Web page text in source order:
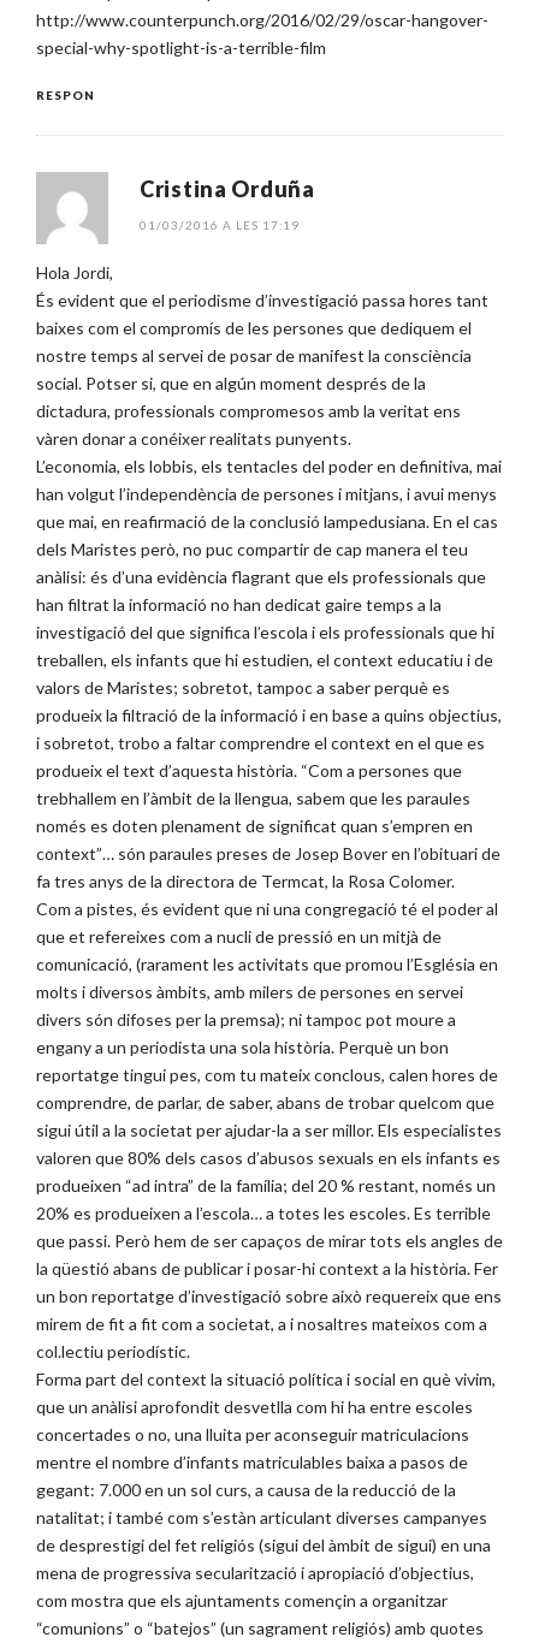
http://www.counterpunch.org/2016/02/29/oscar-hangover-
special-why-spotlight-is-a-terrible-film
RESPON
Cristina Orduña
01/03/2016 A LES 17:19
Hola Jordi,
És evident que el periodisme d’investigació passa hores tant
baixes com el compromís de les persones que dediquem el
nostre temps al servei de posar de manifest la consciència
social. Potser si, que en algún moment després de la
dictadura, professionals compromesos amb la veritat ens
vàren donar a conéixer realitats punyents.
L’economia, els lobbis, els tentacles del poder en definitiva, mai
han volgut l’independència de persones i mitjans, i avui menys
que mai, en reafirmació de la conclusió lampedusiana. En el cas
dels Maristes però, no puc compartir de cap manera el teu
anàlisi: és d’una evidència flagrant que els professionals que
han filtrat la informació no han dedicat gaire temps a la
investigació del que significa l’escola i els professionals que hi
treballen, els infants que hi estudien, el context educatiu i de
valors de Maristes; sobretot, tampoc a saber perquè es
produeix la filtració de la informació i en base a quins objectius,
i sobretot, trobo a faltar comprendre el context en el que es
produeix el text d’aquesta història. “Com a persones que
trebhallem en l’àmbit de la llengua, sabem que les paraules
només es doten plenament de significat quan s’empren en
context”… són paraules preses de Josep Bover en l’obituari de
fa tres anys de la directora de Termcat, la Rosa Colomer.
Com a pistes, és evident que ni una congregació té el poder al
que et refereixes com a nucli de pressió en un mitjà de
comunicació, (rarament les activitats que promou l’Església en
molts i diversos àmbits, amb milers de persones en servei
divers són difoses per la premsa); ni tampoc pot moure a
engany a un periodista una sola història. Perquè un bon
reportatge tingui pes, com tu mateix conclous, calen hores de
comprendre, de parlar, de saber, abans de trobar quelcom que
sigui útil a la societat per ajudar-la a ser millor. Els especialistes
valoren que 80% dels casos d’abusos sexuals en els infants es
produeixen “ad intra” de la família; del 20 % restant, només un
20% es produeixen a l’escola… a totes les escoles. Es terrible
que passi. Però hem de ser capaços de mirar tots els angles de
la qüestió abans de publicar i posar-hi context a la història. Fer
un bon reportatge d’investigació sobre això requereix que ens
mirem de fit a fit com a societat, a i nosaltres mateixos com a
col.lectiu periodístic.
Forma part del context la situació política i social en què vivim,
que un anàlisi aprofondit desvetlla com hi ha entre escoles
concertades o no, una lluita per aconseguir matriculacions
mentre el nombre d’infants matriculables baixa a pasos de
gegant: 7.000 en un sol curs, a causa de la reducció de la
natalitat; i també com s’estàn articulant diverses campanyes
de desprestigi del fet religiós (sigui del àmbit de sigui) en una
mena de progressiva secularització i apropiació d’objectius,
com mostra que els ajuntaments començin a organitzar
“comunions” o “batejos” (un sagrament religiós) amb quotes